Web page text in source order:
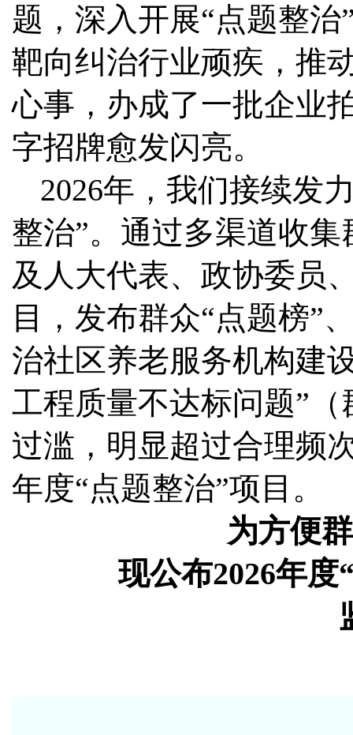
题，深入开展“点题整
靶向纠治行业顽疾，推
心事，办成了一批企业
字招牌愈发闪亮。
2026年，我们接续发
整治”。通过多渠道收
及人大代表、政协委员
目，发布群众“点题榜”
治社区养老服务机构建
工程质量不达标问题”
过滥，明显超过合理频
年度“点题整治”项目。
为方便
现公布2026年